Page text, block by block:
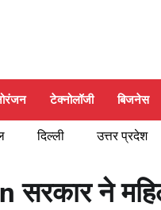
टेक्नोलॉजी बिजनेस
दिल्ली उत्तर प्रदेश
सरकार ने